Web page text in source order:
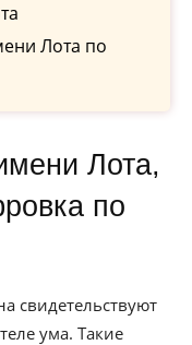
Лота по
по
свидетельствуют
ума. Такие